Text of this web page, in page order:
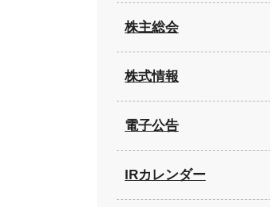
株主総会
株式情報
電子公告
IRカレンダー